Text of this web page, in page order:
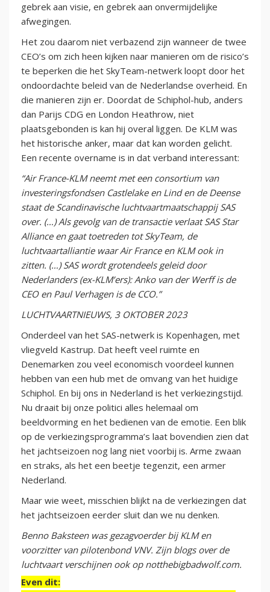
gebrek aan visie, en gebrek aan onvermijdelijke
afwegingen.
Het zou daarom niet verbazend zijn wanneer de twee
CEO’s om zich heen kijken naar manieren om de risico’s
te beperken die het SkyTeam-netwerk loopt door het
ondoordachte beleid van de Nederlandse overheid. En
die manieren zijn er. Doordat de Schiphol-hub, anders
dan Parijs CDG en London Heathrow, niet
plaatsgebonden is kan hij overal liggen. De KLM was
het historische anker, maar dat kan worden gelicht.
Een recente overname is in dat verband interessant:
“Air France-KLM neemt met een consortium van
investeringsfondsen Castlelake en Lind en de Deense
staat de Scandinavische luchtvaartmaatschappij SAS
over. (…) Als gevolg van de transactie verlaat SAS Star
Alliance en gaat toetreden tot SkyTeam, de
luchtvaartalliantie waar Air France en KLM ook in
zitten. (…) SAS wordt grotendeels geleid door
Nederlanders (ex-KLM’ers): Anko van der Werff is de
CEO en Paul Verhagen is de CCO.”
LUCHTVAARTNIEUWS, 3 OKTOBER 2023
Onderdeel van het SAS-netwerk is Kopenhagen, met
vliegveld Kastrup. Dat heeft veel ruimte en
Denemarken zou veel economisch voordeel kunnen
hebben van een hub met de omvang van het huidige
Schiphol. En bij ons in Nederland is het verkiezingstijd.
Nu draait bij onze politici alles helemaal om
beeldvorming en het bedienen van de emotie. Een blik
op de verkiezingsprogramma’s laat bovendien zien dat
het jachtseizoen nog lang niet voorbij is. Arme zwaan
en straks, als het een beetje tegenzit, een armer
Nederland.
Maar wie weet, misschien blijkt na de verkiezingen dat
het jachtseizoen eerder sluit dan we nu denken.
Benno Baksteen was gezagvoerder bij KLM en
voorzitter van pilotenbond VNV. Zijn blogs over de
luchtvaart verschijnen ook op notthebigbadwolf.com.
Even dit: